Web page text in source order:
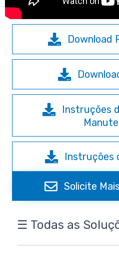
Download
Instruções
Instruções
Solicite
☰ Todas as